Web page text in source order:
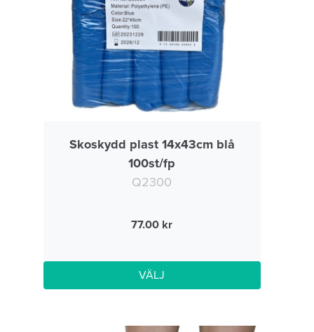
Skoskydd plast 14x43cm blå
100st/fp
Q2300
77.00
VÄLJ